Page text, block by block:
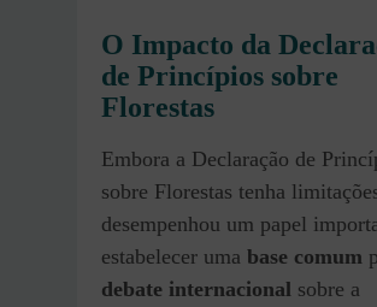
O Impacto da
de Princípios sobre
Florestas
Embora a Declaração de
sobre Florestas tenha
desempenhou um papel
estabelecer uma base comum
debate internacional sobre a